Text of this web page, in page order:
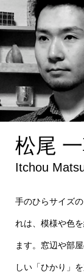
松尾
Itchou
手のひらサイズ
れは、模様や色
ます。窓辺や部
しい「ひかり」